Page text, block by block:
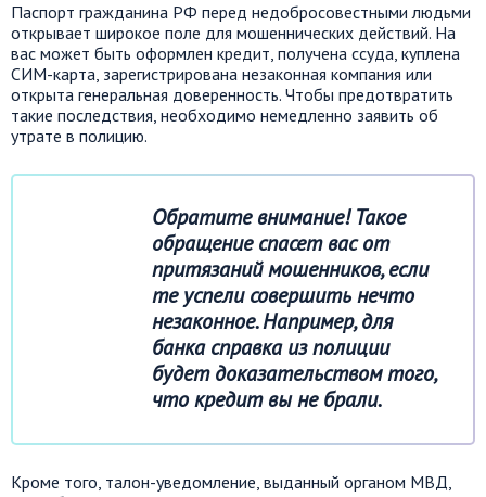
Паспорт гражданина РФ перед недобросовестными людьми
открывает широкое поле для мошеннических действий. На
вас может быть оформлен кредит, получена ссуда, куплена
СИМ-карта, зарегистрирована незаконная компания или
открыта генеральная доверенность. Чтобы предотвратить
такие последствия, необходимо немедленно заявить об
утрате в полицию.
Обратите внимание! Такое
обращение спасет вас от
притязаний мошенников, если
те успели совершить нечто
незаконное. Например, для
банка справка из полиции
будет доказательством того,
что кредит вы не брали.
Кроме того, талон-уведомление, выданный органом МВД,